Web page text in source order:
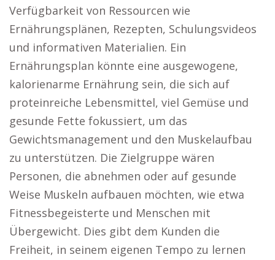
Verfügbarkeit von Ressourcen wie
Ernährungsplänen, Rezepten, Schulungsvideos
und informativen Materialien. Ein
Ernährungsplan könnte eine ausgewogene,
kalorienarme Ernährung sein, die sich auf
proteinreiche Lebensmittel, viel Gemüse und
gesunde Fette fokussiert, um das
Gewichtsmanagement und den Muskelaufbau
zu unterstützen. Die Zielgruppe wären
Personen, die abnehmen oder auf gesunde
Weise Muskeln aufbauen möchten, wie etwa
Fitnessbegeisterte und Menschen mit
Übergewicht. Dies gibt dem Kunden die
Freiheit, in seinem eigenen Tempo zu lernen